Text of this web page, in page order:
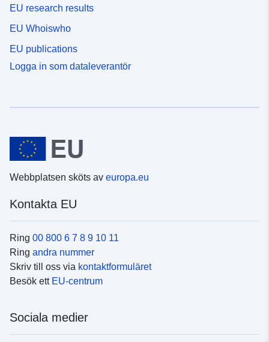
EU research results
EU Whoiswho
EU publications
Logga in som dataleverantör
Webbplatsen sköts av europa.eu
Kontakta EU
Ring 00 800 6 7 8 9 10 11
Ring andra nummer
Skriv till oss via kontaktformuläret
Besök ett EU-centrum
Sociala medier